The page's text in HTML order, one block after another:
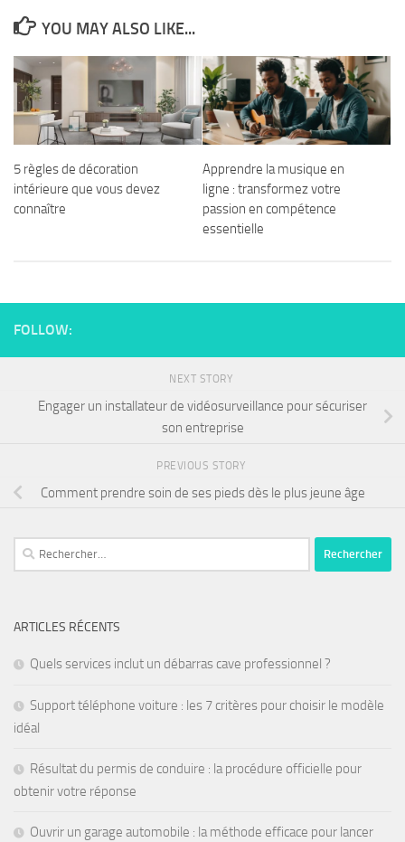
YOU MAY ALSO LIKE...
5 règles de décoration
intérieure que vous devez
connaître
Apprendre la musique en
ligne : transformez votre
passion en compétence
essentielle
FOLLOW:
NEXT STORY
Engager un installateur de vidéosurveillance pour sécuriser
son entreprise
PREVIOUS STORY
Comment prendre soin de ses pieds dès le plus jeune âge
ARTICLES RÉCENTS
Quels services inclut un débarras cave professionnel ?
Support téléphone voiture : les 7 critères pour choisir le modèle
idéal
Résultat du permis de conduire : la procédure officielle pour
obtenir votre réponse
Ouvrir un garage automobile : la méthode efficace pour lancer